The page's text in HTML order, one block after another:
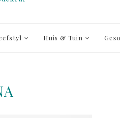
Huis & Tuin